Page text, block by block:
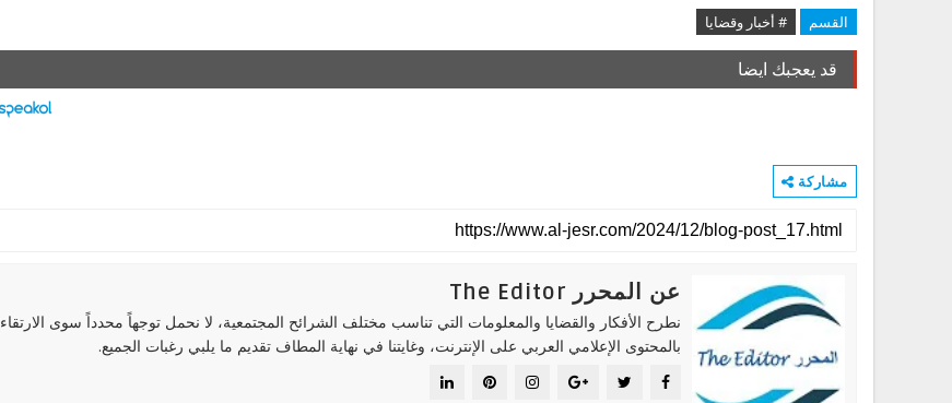
القسم # أخبار وقضايا
قد يعجبك ايضا
مشاركة
عن المحرر The Editor
نطرح الأفكار والقضايا والمعلومات التي تناسب مختلف الشرائح المجتمعية، لا نحمل توجهاً محدداً سوى الارتقاء
بالمحتوى الإعلامي العربي على الإنترنت، وغايتنا في نهاية المطاف تقديم ما يلبي رغبات الجميع.